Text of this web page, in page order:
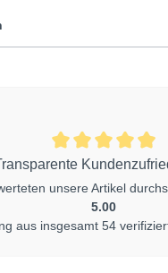
unsere Artikel
5.00
aus insgesamt 54